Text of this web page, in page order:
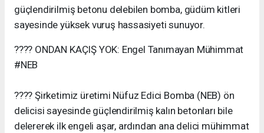
güçlendirilmiş betonu delebilen bomba, güdüm kitleri
sayesinde yüksek vuruş hassasiyeti sunuyor.
???? ONDAN KAÇIŞ YOK: Engel Tanımayan Mühimmat
#NEB
???? Şirketimiz üretimi Nüfuz Edici Bomba (NEB) ön
delicisi sayesinde güçlendirilmiş kalın betonları bile
delererek ilk engeli aşar, ardından ana delici mühimmat